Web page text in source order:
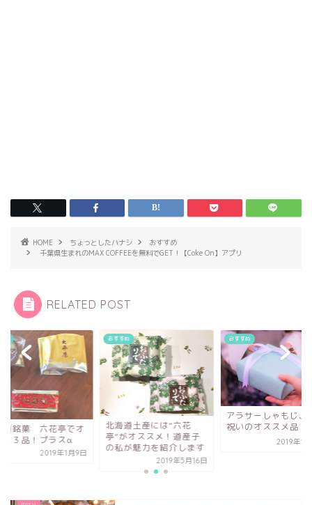
HOME ちょっとしたハナシ
おすすめ
千葉県生まれのMAX COFFEEを無料でGET！【Coke On】アプリ
RELATED POST
道銘菓 六花亭でオ
メ３品！プラスα
2019年1月9日
おすすめ
北海道土産には“六花
亭”がオススメ！道産子
の私が魅力を紹介します
2019年5月16日
おすすめ
アラサーしゃもじ、
祝いのオススメ品
2019年1